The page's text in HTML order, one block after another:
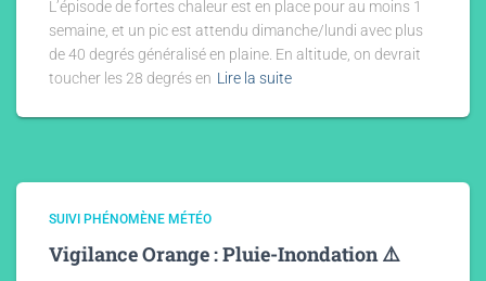
L’épisode de fortes chaleur est en place pour au moins 1
semaine, et un pic est attendu dimanche/lundi avec plus
de 40 degrés généralisé en plaine. En altitude, on devrait
toucher les 28 degrés en Lire la suite
SUIVI PHÉNOMÈNE MÉTÉO
Vigilance Orange : Pluie-Inondation ⚠️